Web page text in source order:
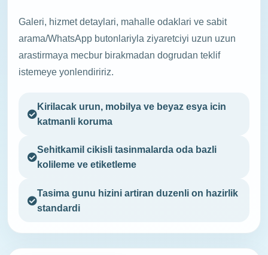
Galeri, hizmet detaylari, mahalle odaklari ve sabit
arama/WhatsApp butonlariyla ziyaretciyi uzun uzun
arastirmaya mecbur birakmadan dogrudan teklif
istemeye yonlendiririz.
Kirilacak urun, mobilya ve beyaz esya icin
katmanli koruma
Sehitkamil cikisli tasinmalarda oda bazli
kolileme ve etiketleme
Tasima gunu hizini artiran duzenli on hazirlik
standardi